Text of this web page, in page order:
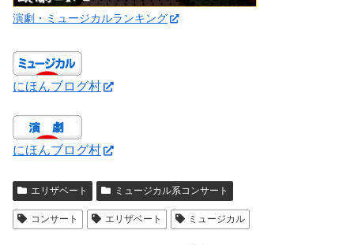
演劇・ミュージカルランキング
にほんブログ村
にほんブログ村
エリザベート ミュージカル系コンサート
コンサート エリザベート ミュージカル